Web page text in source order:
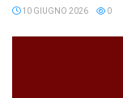
10 GIUGNO 2026 0